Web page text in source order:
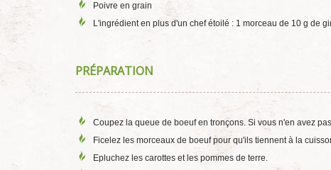
Poivre en grain
L'ingrédient en plus d'un chef étoilé : 1 morceau de 10 g de
PRÉPARATION
Coupez la queue de boeuf en tronçons. Si vous n'en avez
Ficelez les morceaux de boeuf pour qu'ils tiennent à la
Epluchez les carottes et les pommes de terre.